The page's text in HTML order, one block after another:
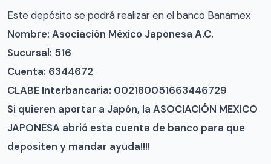
Este depósito se podrá realizar en el banco Banamex
Nombre: Asociación México Japonesa A.C.
Sucursal: 516
Cuenta: 6344672
CLABE Interbancaria: 002180051663446729
Si quieren aportar a Japón, la ASOCIACIÓN MEXICO
JAPONESA abrió esta cuenta de banco para que
depositen y mandar ayuda!!!!